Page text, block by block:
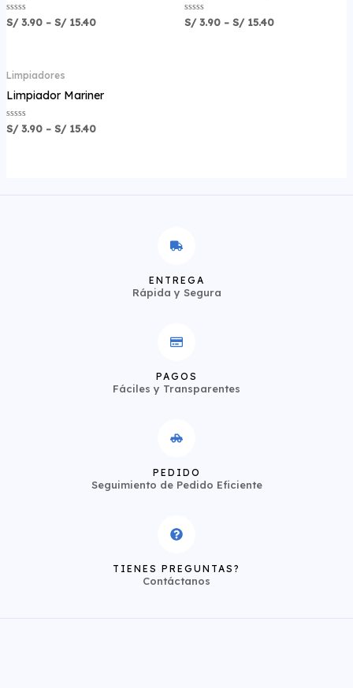
Valorado
con
S/3.90– S/15.40
Valorado
con
S/3.90 – S/15.40
Limpiadores
Limpiador Mariner
Valorado
con
S/3.90– S/15.40
ENTREGA
Rápida y Segura
PAGOS
Fáciles y Transparentes
PEDIDO
Seguimiento de Pedido Eficiente
TIENES PREGUNTAS?
Contáctanos